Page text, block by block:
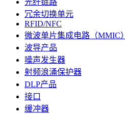
光纤链路
冗余切换单元
RFID/NFC
微波单片集成电路（MMIC）
波导产品
噪声发生器
射频浪涌保护器
DLP产品
接口
缓冲器